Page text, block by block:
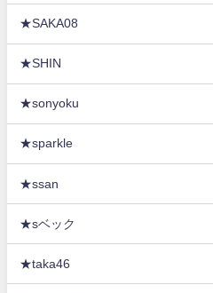
★SAKA08
★SHIN
★sonyoku
★sparkle
★ssan
★sベック
★taka46